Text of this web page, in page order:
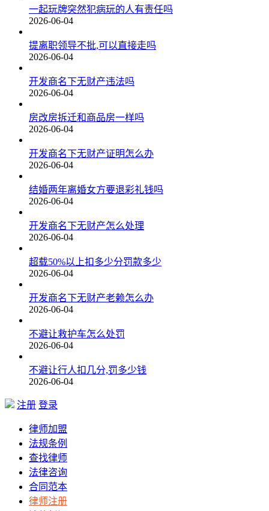
一起玩牌突然犯病玩的人有责任吗
2026-06-04
提离职领导不批,可以直接走吗
2026-06-04
开发商名下无财产违法吗
2026-06-04
房改房拆迁和商品房一样吗
2026-06-04
开发商名下无财产证明怎么办
2026-06-04
结婚两年离婚女方要退彩礼钱吗
2026-06-04
开发商名下无财产怎么处理
2026-06-04
超载50%以上扣多少分罚款多少
2026-06-04
开发商名下无财产老赖怎么办
2026-06-04
不避让救护车怎么处罚
2026-06-04
不避让行人扣几分,罚多少钱
2026-06-04
注册 登录
律师加盟
法规条例
查找律师
法律咨询
合同范本
律师注册